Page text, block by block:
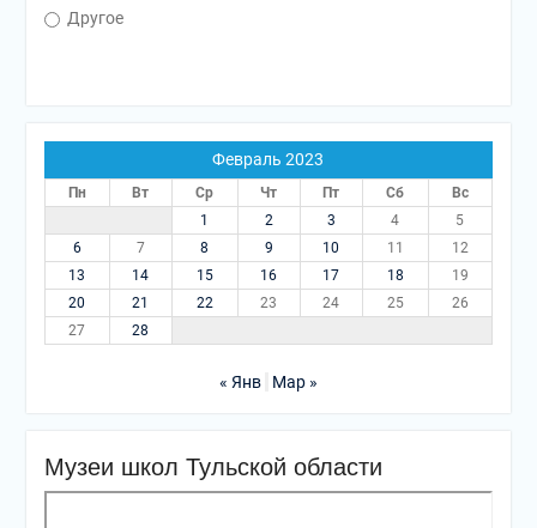
Другое
Февраль 2023
Пн Вт Ср Чт Пт Сб
Вс
1
2 3 4
5
6
7 8 9 10 11
12
13
14 15 16 17 18
19
20
21 22 23 24 25
26
27
28
« Янв Мар »
Музеи школ Тульской области